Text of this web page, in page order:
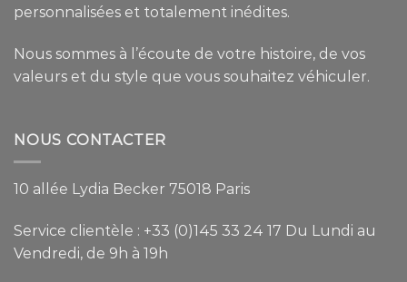
personnalisées et totalement inédites.
Nous sommes à l’écoute de votre histoire, de vos
valeurs et du style que vous souhaitez véhiculer.
NOUS CONTACTER
10 allée Lydia Becker 75018 Paris
Service clientèle : +33 (0)145 33 24 17 Du Lundi au
Vendredi, de 9h à 19h